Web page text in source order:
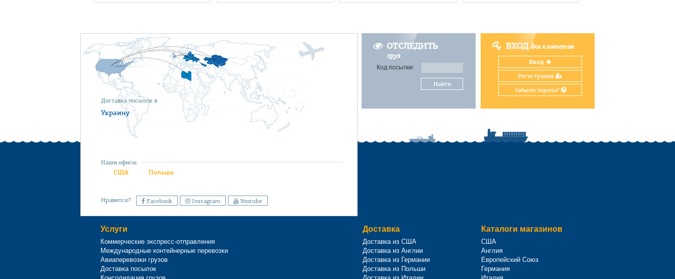
ОТСЛЕДИТЬ
груз
Код посылки:
Найти
ВХОДдля клиентов
Вход
Регистрация
Забыли пароль?
Доставка посылок в
Украину
Наши офисы
США Польша
Нравится? Facebook Instagram Youtube
Услуги
Коммерческие экспресс-отправления
Международные контейнерные перевозки
Авиаперевозки грузов
Доставка посылок
Доставка
Доставка из США
Доставка из Англии
Доставка из Германии
Доставка из Польши
Каталоги магазинов
США
Англия
Европейский Союз
Германия